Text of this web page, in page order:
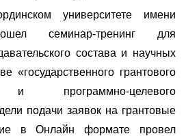
университете имени
семинар-тренинг для
состава и научных
«государственного грантового
и программно-целевого
подачи заявок на грантовые
в Онлайн формате провел